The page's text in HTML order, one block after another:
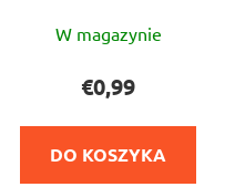
ocena
wynosi
5,0
na
W magazynie
€0,99
DO KOSZYKA